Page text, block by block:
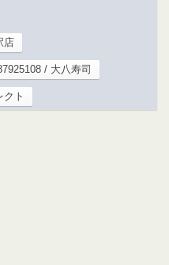
店
/ 大八寿司
ト